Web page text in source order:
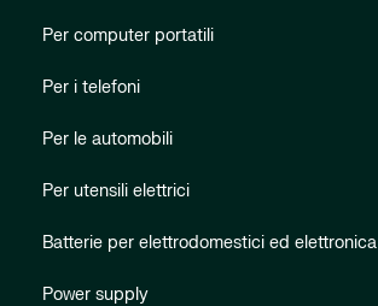
Per computer portatili
Per i telefoni
Per le automobili
Per utensili elettrici
Batterie per elettrodomestici ed elettronica
Power supply